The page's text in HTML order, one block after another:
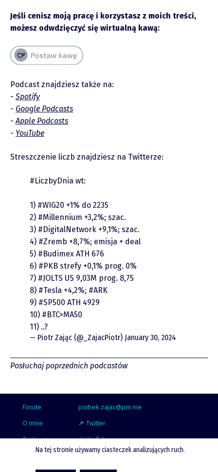
piotrek.zajac@pm.me
YouTube
LinkedIn
Spotify
Jeśli cenisz moją pracę i korzystasz z moich treści,
możesz odwdzięczyć się wirtualną kawą:
Podcast znajdziesz także na:
Spotify
Google Podcasts
Apple Podcasts
YouTube
Streszczenie liczb znajdziesz na Twitterze:
#LiczbyDnia wt:
1) #WIG20 +1% do 2235
2) #Millennium +3,2%; szac.
3) #DigitalNetwork +9,1%; szac.
4) #Zremb +8,7%; emisja + deal
5) #Budimex ATH 676
6) #PKB strefy +0,1% prog. 0%
7) #JOLTS US 9,03M prog. 8,75
8) #Tesla +4,2%; #ARK
9) #SP500 ATH 4929
10) #BTC>MA50
11) ..?
— Piotr Zając (@_ZajacPiotr) January 30, 2024
Posłuchaj poprzednich podcastów
Finsite
O mnie
Zastrzeżenie
Współpraca
piotrek.zajac@pm.me
Twitter
YouTube
LinkedIn
Na tej stronie używamy ciasteczek analizujących ruch.